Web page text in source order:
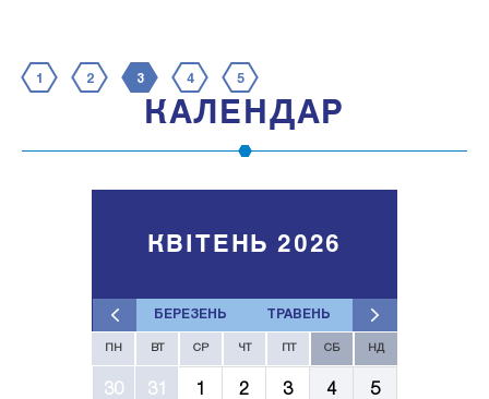
1 2 3 4 5
КАЛЕНДАР
БЕРЕЗЕНЬ ТРАВЕНЬ
КВІТЕНЬ 2026
ПН ВТ СР ЧТ СБ НД
30 31 2 3 4 5